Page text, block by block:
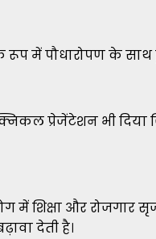
में पौधारोपण के साथ
प्रेजेंटेशन भी दिया
में शिक्षा और
देती है।